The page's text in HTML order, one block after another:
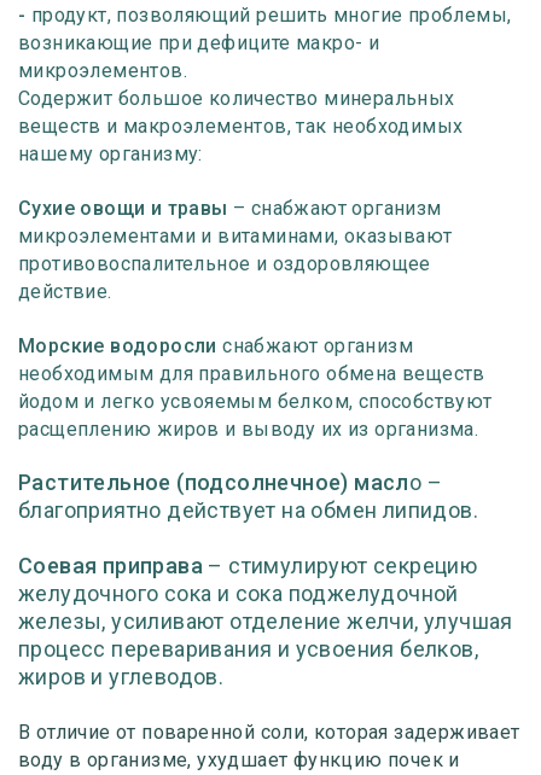
- продукт, позволяющий решить многие проблемы,
возникающие при дефиците макро- и
микроэлементов.
Содержит большое количество минеральных
веществ и макроэлементов, так необходимых
нашему организму:
Сухие овощи и травы – снабжают организм
микроэлементами и витаминами, оказывают
противовоспалительное и оздоровляющее
действие.
Морские водоросли снабжают организм
необходимым для правильного обмена веществ
йодом и легко усвояемым белком, способствуют
расщеплению жиров и выводу их из организма.
Растительное (подсолнечное) масло –
благоприятно действует на обмен липидов.
Соевая приправа – стимулируют секрецию
желудочного сока и сока поджелудочной
железы, усиливают отделение желчи, улучшая
процесс переваривания и усвоения белков,
жиров и углеводов.
В отличие от поваренной соли, которая задерживает
воду в организме, ухудшает функцию почек и